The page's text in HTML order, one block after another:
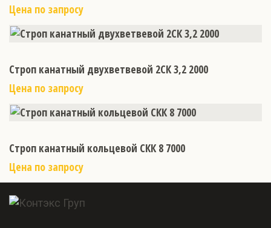
Цена по запросу
Строп канатный двухветвевой 2СК 3,2 2000
Цена по запросу
Строп канатный кольцевой СКК 8 7000
Цена по запросу